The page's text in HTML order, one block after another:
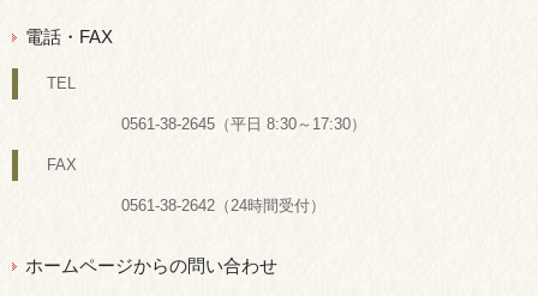
電話・FAX
TEL
0561-38-2645（平日 8:30～17:30）
FAX
0561-38-2642（24時間受付）
ホームページからの問い合わせ